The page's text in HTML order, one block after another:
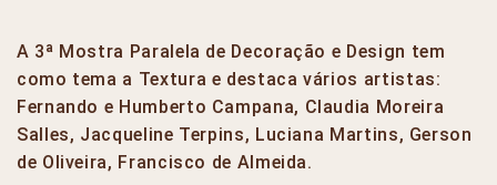
A 3ª Mostra Paralela de Decoração e Design tem
como tema a Textura e destaca vários artistas:
Fernando e Humberto Campana, Claudia Moreira
Salles, Jacqueline Terpins, Luciana Martins, Gerson
de Oliveira, Francisco de Almeida.